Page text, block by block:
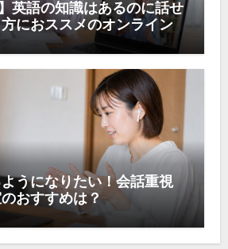
英語の知識はあるのに話せ
におススメのオンライン
とは？
うになりたい！会話重視
おすすめは？